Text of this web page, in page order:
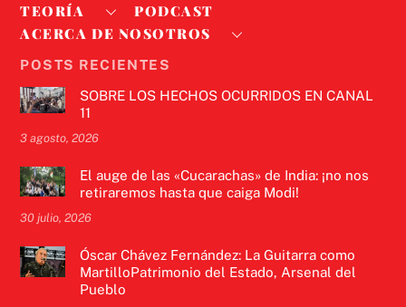
TEORÍA
PODCAST
ACERCA DE NOSOTROS
POSTS RECIENTES
SOBRE LOS HECHOS OCURRIDOS EN CANAL
11
3 agosto, 2026
El auge de las «Cucarachas» de India: ¡no nos
retiraremos hasta que caiga Modi!
30 julio, 2026
Óscar Chávez Fernández: La Guitarra como
MartilloPatrimonio del Estado, Arsenal del
Pueblo